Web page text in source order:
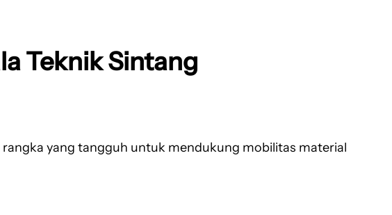
Teknik Sintang
yang tangguh untuk mendukung mobilitas material